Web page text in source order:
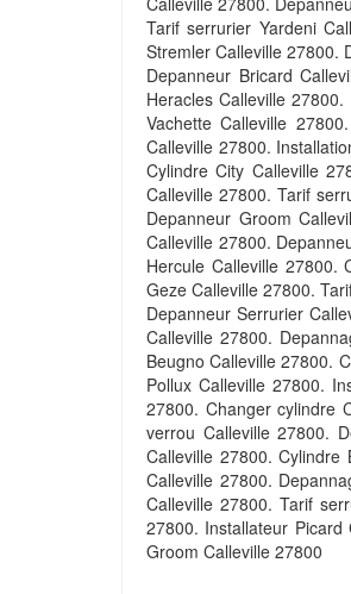
Tarif serrurier Yardeni
Stremler Calleville 27800.
Depanneur Bricard
Heracles Calleville
Vachette Calleville
Calleville 27800.
Cylindre City Calleville
Calleville 27800. Tarif
Depanneur Groom
Calleville 27800.
Hercule Calleville 27800.
Geze Calleville 27800.
Depanneur Serrurier
Calleville 27800.
Beugno Calleville 27800.
Pollux Calleville 27800.
27800. Changer cylindre
verrou Calleville 27800.
Calleville 27800.
Calleville 27800.
Calleville 27800. Tarif
27800. Installateur
Groom Calleville 27800